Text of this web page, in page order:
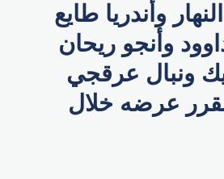
وأندريا طايع
وأنجو ريحان
ونبال عرقجي
عرضه خلال